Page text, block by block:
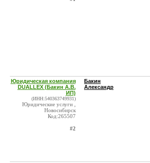
Юридическая компания
DUALLEX (Бакин А.В.
ИП)
(ИНН:540363749931)
Юридические услуги ,
Новосибирск
Код:265507
#2
Бакин
Александр